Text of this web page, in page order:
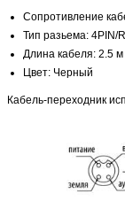
Сопротивление
Тип разьема: 4PIN/
Длина кабеля: 2.5 м
Цвет: Черный
Кабель-переходник